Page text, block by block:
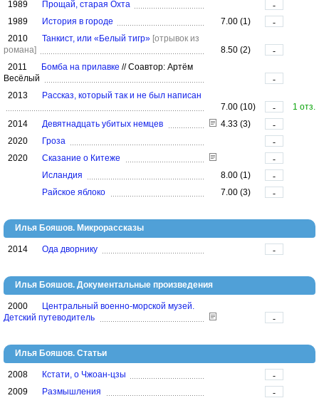
1989 Прощай, старая Охта
-
1989
История в городе 7.00 (1)
-
2010
Танкист, или «Белый тигр» [отрывок из
романа]
8.50 (2)
-
2011
Бомба на прилавке //Соавтор: Артём
Весёлый
-
2013
Рассказ, который так и не был написан
7.00 (10)
-
1 отз.
2014
Девятнадцать убитых немцев 4.33 (3)
-
2020
Гроза
-
2020
Сказание о Китеже
-
Исландия
8.00 (1)
-
Райское яблоко
7.00 (3) -
Илья Бояшов. Микрорассказы
2014 Ода дворнику -
Илья Бояшов. Документальные произведения
2000
Центральный военно-морской музей.
Детский путеводитель
-
Илья Бояшов. Статьи
2008 Кстати, о Чжоан-цзы
-
2009
Размышления
-